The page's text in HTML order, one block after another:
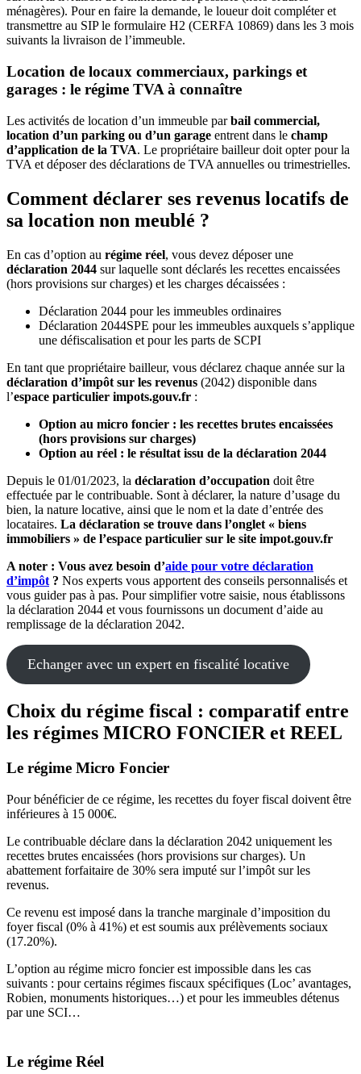
ménagères). Pour en faire la demande, le loueur doit compléter et
transmettre au SIP le formulaire H2 (CERFA 10869) dans les 3 mois
suivants la livraison de l’immeuble.
Location de locaux commerciaux, parkings et
garages : le régime TVA à connaître
Les activités de location d’un immeuble parbail commercial,
location d’un parking ou d’un garage entrent dans le champ
d’application de la TVA. Le propriétaire bailleur doit opter pour la
TVA et déposer des déclarations de TVA annuelles ou trimestrielles.
Comment déclarer ses revenus locatifs de
sa location non meublé ?
En cas d’option au régime réel, vous devez déposer une
déclaration 2044 sur laquelle sont déclarés les recettes encaissées
(hors provisions sur charges) et les charges décaissées :
Déclaration 2044 pour les immeubles ordinaires
Déclaration 2044SPE pour les immeubles auxquels s’applique
une défiscalisation et pour les parts de SCPI
En tant que propriétaire bailleur, vous déclarez chaque année sur la
déclaration d’impôt sur les revenus (2042) disponible dans
l’espace particulier impots.gouv.fr :
Option au micro foncier : les recettes brutes encaissées
(hors provisions sur charges)
Option au réel : le résultat issu de la déclaration 2044
Depuis le 01/01/2023, la déclaration d’occupation doit être
effectuée par le contribuable. Sont à déclarer, la nature d’usage du
bien, la nature locative, ainsi que le nom et la date d’entrée des
locataires. La déclaration se trouve dans l’onglet « biens
immobiliers » de l’espace particulier sur le site impot.gouv.fr
A noter : Vous avez besoin d’aide pour votre déclaration
d’impôt ? Nos experts vous apportent des conseils personnalisés et
vous guider pas à pas. Pour simplifier votre saisie, nous établissons
la déclaration 2044 et vous fournissons un document d’aide au
remplissage de la déclaration 2042.
Echanger avec un expert en fiscalité locative
Choix du régime fiscal : comparatif entre
les régimes MICRO FONCIER et REEL
Le régime Micro Foncier
Pour bénéficier de ce régime, les recettes du foyer fiscal doivent être
inférieures à 15 000€.
Le contribuable déclare dans la déclaration 2042 uniquement les
recettes brutes encaissées (hors provisions sur charges). Un
abattement forfaitaire de 30% sera imputé sur l’impôt sur les
revenus.
Ce revenu est imposé dans la tranche marginale d’imposition du
foyer fiscal (0% à 41%) et est soumis aux prélèvements sociaux
(17.20%).
L’option au régime micro foncier est impossible dans les cas
suivants : pour certains régimes fiscaux spécifiques (Loc’ avantages,
Robien, monuments historiques…) et pour les immeubles détenus
par une SCI…
Le régime Réel